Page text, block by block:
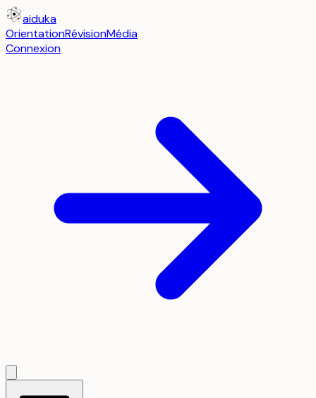
aiduka
OrientationRévisionMédia
Connexion